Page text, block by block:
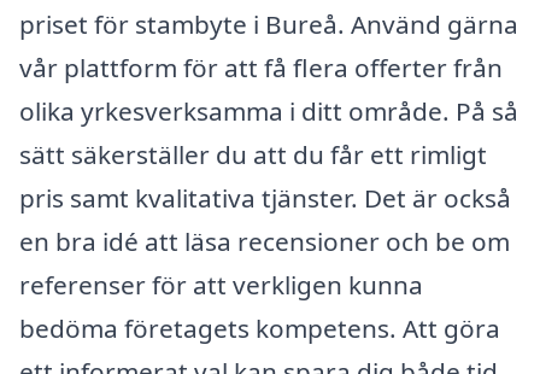
priset för stambyte i Bureå. Använd gärna
vår plattform för att få flera offerter från
olika yrkesverksamma i ditt område. På så
sätt säkerställer du att du får ett rimligt
pris samt kvalitativa tjänster. Det är också
en bra idé att läsa recensioner och be om
referenser för att verkligen kunna
bedöma företagets kompetens. Att göra